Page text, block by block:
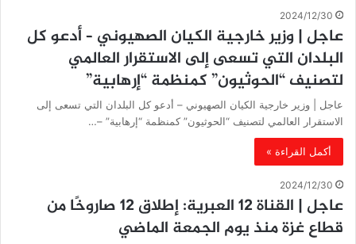
2024/12/30
‏عاجل | وزير خارجية الكيان الصهيوني – أدعو كل
البلدان التي تسعى إلى الاستقرار العالمي
لتصنيف “الحوثيون” كمنظمة “إرهابية”
‏عاجل | وزير خارجية الكيان الصهيوني – أدعو كل البلدان التي تسعى إلى
الاستقرار العالمي لتصنيف “الحوثيون” كمنظمة “إرهابية” –…
أكمل القراءة »
2024/12/30
‏عاجل | القناة 12 العبرية: إطلاق 12 صاروخًا من
قطاع غزة منذ يوم الجمعة الماضي